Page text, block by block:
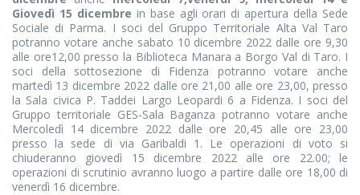
Giovedì 15 dicembre in base agli orari di apertura della Sede
Sociale di Parma. I soci del Gruppo Territoriale Alta Val Taro
potranno votare anche sabato 10 dicembre 2022 dalle ore 9,30
alle ore12,00 presso la Biblioteca Manara a Borgo Val di Taro. I
soci della sottosezione di Fidenza potranno votare anche
martedì 13 dicembre 2022 dalle ore 21,00 alle ore 23,00, presso
la Sala civica P. Taddei Largo Leopardi 6 a Fidenza. I soci del
Gruppo territoriale GES-Sala Baganza potranno votare anche
Mercoledì 14 dicembre 2022 dalle ore 20,45 alle ore 23,00
presso la sede di via Garibaldi 1. Le operazioni di voto si
chiuderanno giovedì 15 dicembre 2022 alle ore 22.00; le
operazioni di scrutinio avranno luogo a partire dalle ore 18,00 di
venerdì 16 dicembre.